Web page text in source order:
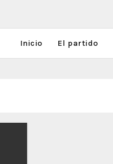
Inicio El partido